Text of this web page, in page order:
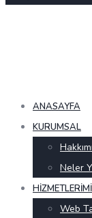
ANASAYFA
KURUMSAL
Neler
Web